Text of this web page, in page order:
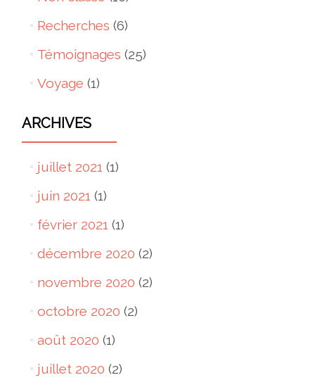
Recherches (6)
Témoignages (25)
Voyage (1)
ARCHIVES
juillet 2021 (1)
juin 2021 (1)
février 2021 (1)
décembre 2020 (2)
novembre 2020 (2)
octobre 2020 (2)
août 2020 (1)
juillet 2020 (2)